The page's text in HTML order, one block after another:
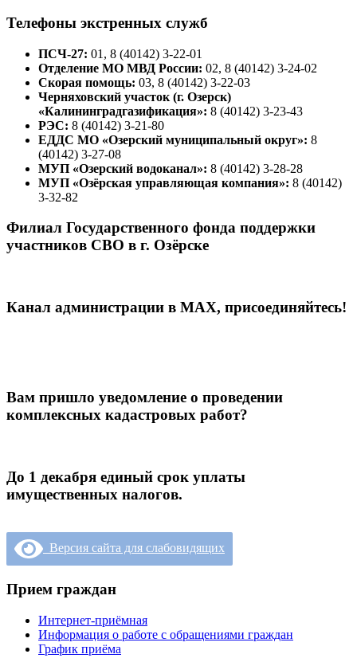
Телефоны экстренных служб
ПСЧ-27: 01, 8 (40142) 3-22-01
Отделение МО МВД России: 02, 8 (40142) 3-24-02
Скорая помощь: 03, 8 (40142) 3-22-03
Черняховский участок (г. Озерск)
«Калининградгазификация»: 8 (40142) 3-23-43
РЭС: 8 (40142) 3-21-80
ЕДДС МО «Озерский муниципальный округ»: 8
(40142) 3-27-08
МУП «Озерский водоканал»: 8 (40142) 3-28-28
МУП «Озёрская управляющая компания»: 8 (40142)
3-32-82
Филиал Государственного фонда поддержки
участников СВО в г. Озёрске
Канал администрации в МАХ, присоединяйтесь!
Вам пришло уведомление о проведении
комплексных кадастровых работ?
До 1 декабря единый срок уплаты
имущественных налогов.
Версия сайта для слабовидящих
Прием граждан
Интернет-приёмная
Информация о работе с обращениями граждан
График приёма